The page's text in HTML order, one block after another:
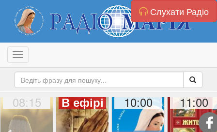
Слухати Радіо
Toggle navigation
08:15 В ефірі 10:00 11:00